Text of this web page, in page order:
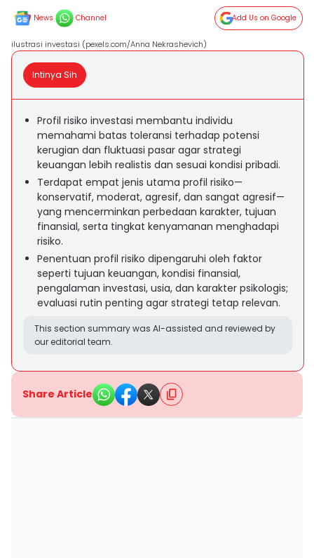
News Channel Add Us on Google
ilustrasi investasi (pexels.com/Anna Nekrashevich)
Intinya Sih
Profil risiko investasi membantu individu
memahami batas toleransi terhadap potensi
kerugian dan fluktuasi pasar agar strategi
keuangan lebih realistis dan sesuai kondisi pribadi.
Terdapat empat jenis utama profil risiko—
konservatif, moderat, agresif, dan sangat agresif—
yang mencerminkan perbedaan karakter, tujuan
finansial, serta tingkat kenyamanan menghadapi
risiko.
Penentuan profil risiko dipengaruhi oleh faktor
seperti tujuan keuangan, kondisi finansial,
pengalaman investasi, usia, dan karakter psikologis;
evaluasi rutin penting agar strategi tetap relevan.
This section summary was AI-assisted and reviewed by
our editorial team.
Share Article